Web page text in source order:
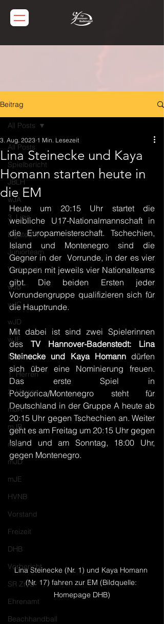
Beitrag
All Posts
Spielbericht
JBLH
wJA
3. Liga
Ligateam
Juniorteam
Vorbericht
wJB
wJC
wJD
wJE
Minis
1. Herren
2. Herren
mJA
mJB
mJC
mJD
mJE
HVNB
Vorstand
Freizeit
DHB
Vorbericht
SR Zn/S
Ehrenamt
Beachhandball
All Posts
Lina Steinecke und Kaya
Homann starten heute in
die EM
3. Aug. 2023 1 Min. Lesezeit
Heute um 20:15 Uhr startet die
weibliche U17-Nationalmannschaft in
die Europameisterschaft. Tschechien,
Island und Montenegro sind die
Gegner in der  Vorrunde, in der es vier
Gruppen mit jeweils vier Nationalteams
gibt. Die beiden Ersten jeder
Vorrundengruppe qualifizieren sich für
die Hauptrunde.
Mit dabei ist sind zwei Spielerinnen
des TV Hannover-Badenstedt: Lina
Steinecke und Kaya Homann dürfen
sich über eine Nominierung freuen.
Das erste Spiel in
Podgorica/Montenegro steht für
Deutschland in der Gruppe A heute ab
20:15 Uhr gegen Tschechien an. Weiter
geht es am Freitag um 20:15 Uhr gegen
Island und am Sonntag, 18:00 Uhr,
gegen Montenegro.
Lina Steinecke (Nr. 1) und Kaya Homann
(Nr. 17) fahren zur EM (Bildquelle:
Homepage DHB)